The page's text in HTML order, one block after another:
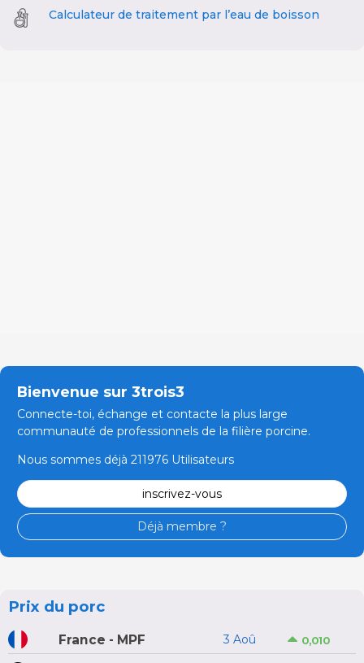
Calculateur de traitement par l’eau de boisson
Bienvenue sur 3trois3
Connecte-toi, échange et contacte la plus large
communauté de professionnels de la filière porcine.
Nous sommes déjà 211976 Utilisateurs
inscrivez-vous
Déjà membre ?
Prix du porc
France - MPF 3 Aoû 0,010